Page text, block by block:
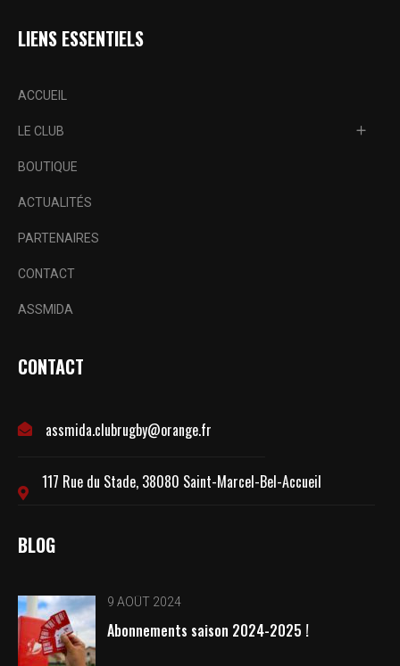
LIENS ESSENTIELS
ACCUEIL
LE CLUB
BOUTIQUE
ACTUALITÉS
PARTENAIRES
CONTACT
ASSMIDA
CONTACT
assmida.clubrugby@orange.fr
117 Rue du Stade, 38080 Saint-Marcel-Bel-Accueil
BLOG
9 AOÛT 2024
Abonnements saison 2024-2025 !